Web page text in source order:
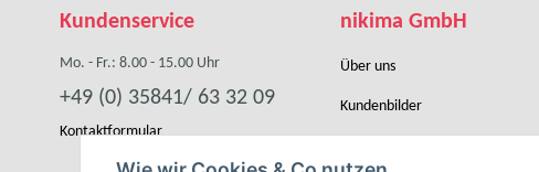
Kundenservice
Mo. - Fr.: 8.00 - 15.00 Uhr
+49 (0) 35841/ 63 32 09
Kontaktformular
nikima GmbH
Über uns
Kundenbilder